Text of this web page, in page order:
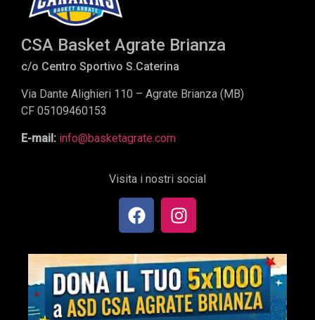
CSA Basket Agrate Brianza
c/o Centro Sportivo S.Caterina
Via Dante Alighieri 110 – Agrate Brianza (MB)
CF 05109460153
E-mail: info@basketagrate.com
Visita i nostri social